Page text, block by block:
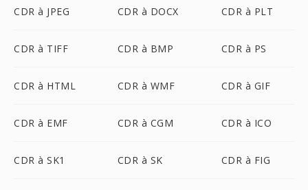
CDR à JPEG CDR à DOCX CDR à PLT
CDR à TIFF CDR à BMP CDR à PS
CDR à HTML CDR à WMF CDR à GIF
CDR à EMF CDR à CGM CDR à ICO
CDR à SK1 CDR à SK CDR à FIG